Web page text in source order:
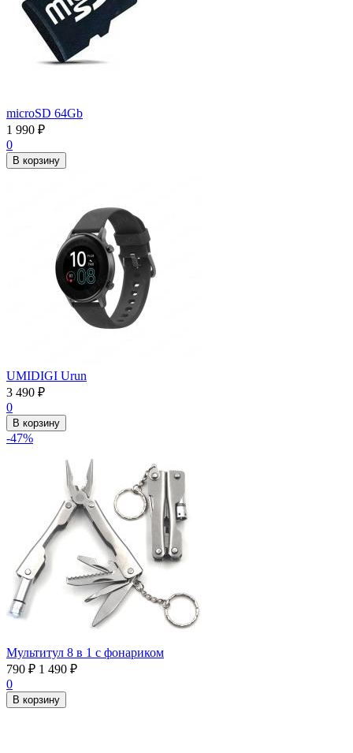
microSD 64Gb
1 990 ₽
0
В корзину
UMIDIGI Urun
3 490 ₽
0
В корзину
-47%
Мультитул 8 в 1 с фонариком
790 ₽ 1 490 ₽
0
В корзину